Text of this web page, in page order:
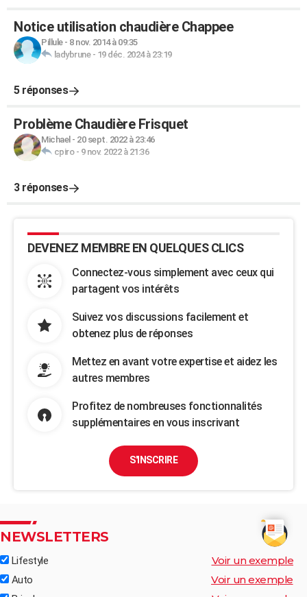
Notice utilisation chaudière Chappee
Pillule- 8 nov. 2014 à 09:35
ladybrune- 19 déc. 2024 à 23:19
5 réponses
Problème Chaudière Frisquet
Michael - 20 sept. 2022 à 23:46
cpiro- 9 nov. 2022 à 21:36
3 réponses
DEVENEZ MEMBRE EN QUELQUES CLICS
Connectez-vous simplement avec ceux qui
partagent vos intérêts
Suivez vos discussions facilement et
obtenez plus de réponses
Mettez en avant votre expertise et aidez les
autres membres
Profitez de nombreuses fonctionnalités
supplémentaires en vous inscrivant
S'INSCRIRE
NEWSLETTERS
Lifestyle Voir un exemple
Auto Voir un exemple